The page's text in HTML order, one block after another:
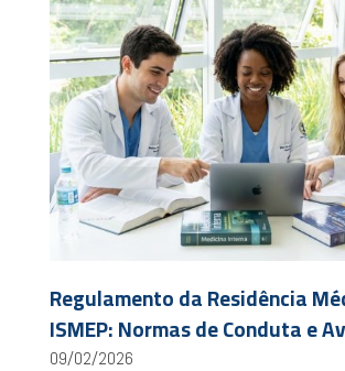
Regulamento da Residência
ISMEP: Normas de Conduta e
09/02/2026